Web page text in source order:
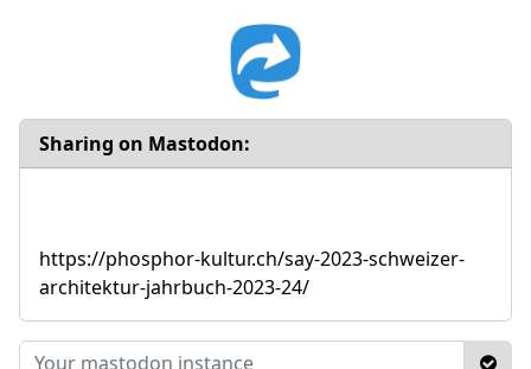
Sharing on Mastodon:
https://phosphor-kultur.ch/say-2023-schweizer-
architektur-jahrbuch-2023-24/